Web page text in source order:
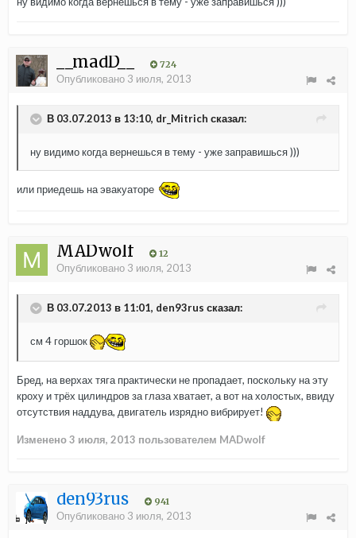
__madD__ 724
Опубликовано 3 июля, 2013
В 03.07.2013 в 13:10, dr_Mitrich сказал:
ну видимо когда вернешься в тему - уже заправишься )))
или приедешь на эвакуаторе
MADwolf 12
Опубликовано 3 июля, 2013
В 03.07.2013 в 11:01, den93rus сказал:
см 4 горшок
Бред, на верхах тяга практически не пропадает, поскольку на эту
кроху и трёх цилиндров за глаза хватает, а вот на холостых, ввиду
отсутствия наддува, двигатель изрядно вибрирует!
Изменено3 июля, 2013 пользователем MADwolf
den93rus 941
Опубликовано 3 июля, 2013